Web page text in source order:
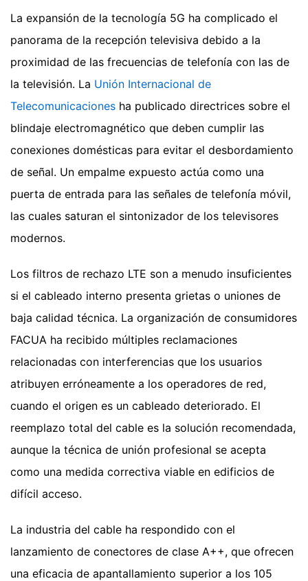
La expansión de la tecnología 5G ha complicado el
panorama de la recepción televisiva debido a la
proximidad de las frecuencias de telefonía con las de
la televisión. La Unión Internacional de
Telecomunicaciones ha publicado directrices sobre el
blindaje electromagnético que deben cumplir las
conexiones domésticas para evitar el desbordamiento
de señal. Un empalme expuesto actúa como una
puerta de entrada para las señales de telefonía móvil,
las cuales saturan el sintonizador de los televisores
modernos.
Los filtros de rechazo LTE son a menudo insuficientes
si el cableado interno presenta grietas o uniones de
baja calidad técnica. La organización de consumidores
FACUA ha recibido múltiples reclamaciones
relacionadas con interferencias que los usuarios
atribuyen erróneamente a los operadores de red,
cuando el origen es un cableado deteriorado. El
reemplazo total del cable es la solución recomendada,
aunque la técnica de unión profesional se acepta
como una medida correctiva viable en edificios de
difícil acceso.
La industria del cable ha respondido con el
lanzamiento de conectores de clase A++, que ofrecen
una eficacia de apantallamiento superior a los 105